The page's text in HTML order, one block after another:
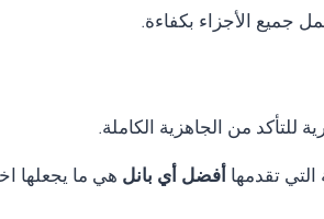
جميع الأجزاء بكفاءة.
للتأكد من الجاهزية الكاملة.
تقدمها أفضل أي بانل هي ما يجعلها